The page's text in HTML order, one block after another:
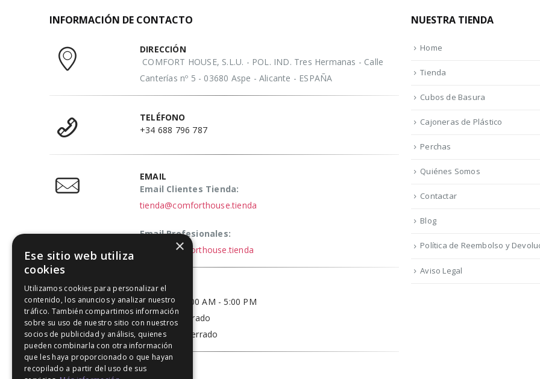
INFORMACIÓN DE CONTACTO
DIRECCIÓN
COMFORT HOUSE, S.L.U. - POL. IND. Tres Hermanas - Calle
Canterías nº 5 - 03680 Aspe - Alicante - ESPAÑA
TELÉFONO
+34 688 796 787
EMAIL
Email Clientes Tienda:
tienda@comforthouse.tienda
Email Profesionales:
elena@comforthouse.tienda
HORARIO
Lun - Vie / 9:00 AM - 5:00 PM
Sábado - Cerrado
Domingo - Cerrado
NUESTRA TIENDA
Home
Tienda
Cubos de Basura
Cajoneras de Plástico
Perchas
Quiénes Somos
Contactar
Blog
Política de Reembolso y
Aviso Legal
×
Ese sitio web utiliza
cookies
Utilizamos cookies para personalizar el
contenido, los anuncios y analizar nuestro
tráfico. También compartimos información
sobre su uso de nuestro sitio con nuestros
socios de publicidad y análisis, quienes
pueden combinarla con otra información
que les haya proporcionado o que hayan
recopilado a partir del uso de sus